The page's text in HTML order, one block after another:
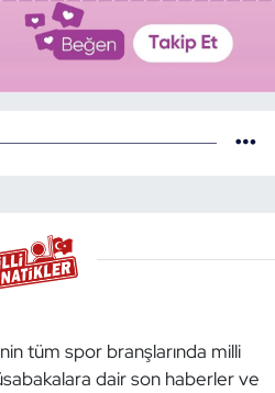
tüm spor branşlarında milli
dair son haberler ve